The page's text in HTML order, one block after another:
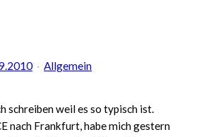
Allgemein
schreiben weil es so typisch ist.
nach Frankfurt, habe mich gestern